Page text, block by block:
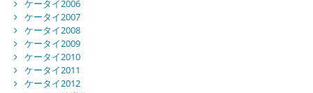
ケータイ2006
ケータイ2007
ケータイ2008
ケータイ2009
ケータイ2010
ケータイ2011
ケータイ2012